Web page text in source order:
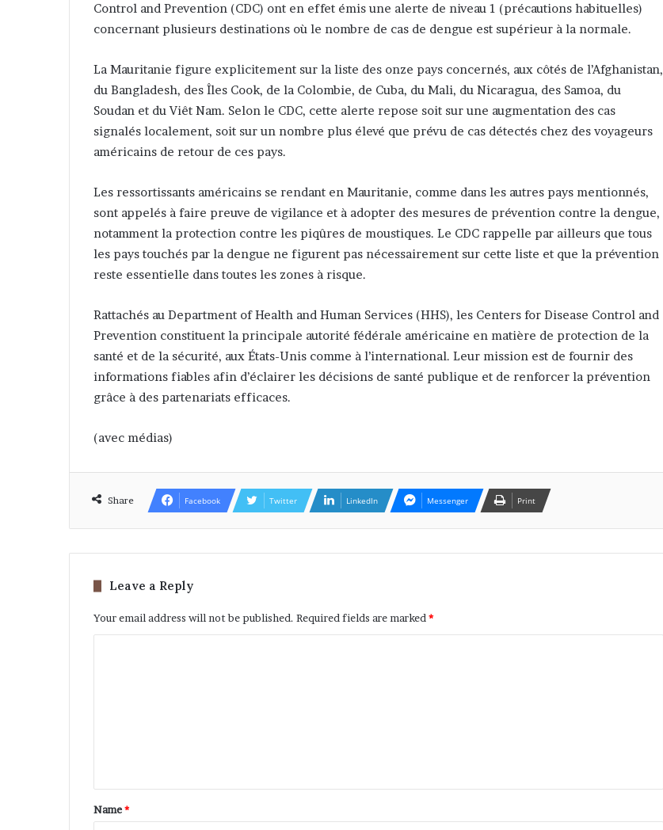
Control and Prevention (CDC) ont en effet émis une alerte de niveau 1 (précautions habituelles)
concernant plusieurs destinations où le nombre de cas de dengue est supérieur à la normale.
La Mauritanie figure explicitement sur la liste des onze pays concernés, aux côtés de l’Afghanistan,
du Bangladesh, des Îles Cook, de la Colombie, de Cuba, du Mali, du Nicaragua, des Samoa, du
Soudan et du Viêt Nam. Selon le CDC, cette alerte repose soit sur une augmentation des cas
signalés localement, soit sur un nombre plus élevé que prévu de cas détectés chez des voyageurs
américains de retour de ces pays.
Les ressortissants américains se rendant en Mauritanie, comme dans les autres pays mentionnés,
sont appelés à faire preuve de vigilance et à adopter des mesures de prévention contre la dengue,
notamment la protection contre les piqûres de moustiques. Le CDC rappelle par ailleurs que tous
les pays touchés par la dengue ne figurent pas nécessairement sur cette liste et que la prévention
reste essentielle dans toutes les zones à risque.
Rattachés au Department of Health and Human Services (HHS), les Centers for Disease Control and
Prevention constituent la principale autorité fédérale américaine en matière de protection de la
santé et de la sécurité, aux États-Unis comme à l’international. Leur mission est de fournir des
informations fiables afin d’éclairer les décisions de santé publique et de renforcer la prévention
grâce à des partenariats efficaces.
(avec médias)
Share Facebook Twitter LinkedIn Messenger Print
Leave a Reply
Your email address will not be published. Required fields are marked *
Name*